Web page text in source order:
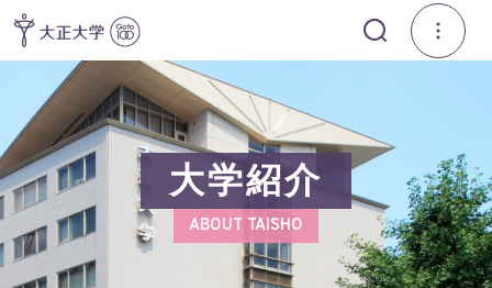
大学紹介
ABOUT TAISHO